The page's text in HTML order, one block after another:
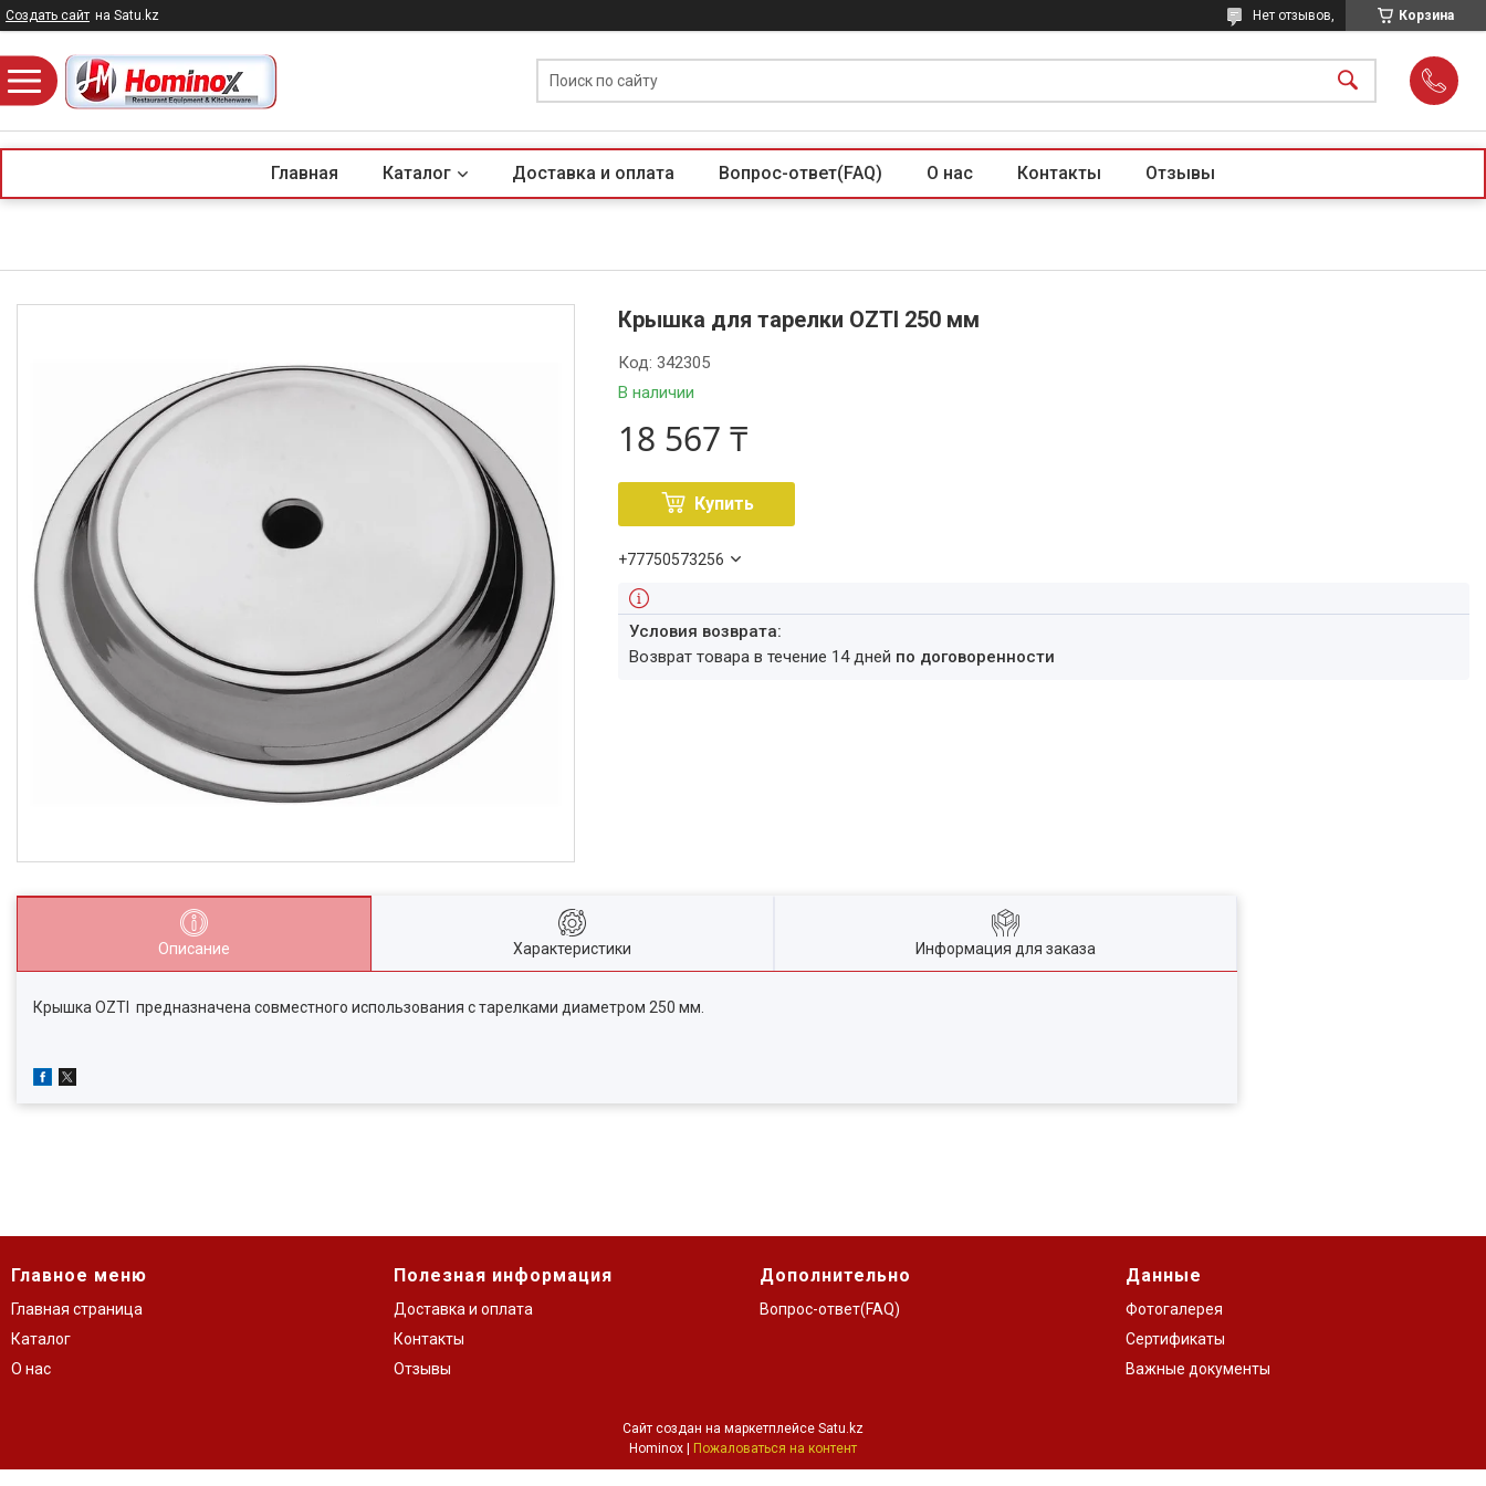
Создать сайт на Satu.kz Корзина
Нет отзывов,
Главная Каталог Доставка и оплата Вопрос-ответ(FAQ) О нас Контакты Отзывы
Крышка для тарелки OZTI 250 мм
В наличии
Код:342305
18 567 ₸
Купить
+77750573256
возврат товара в течение 14 дней по договоренности
Описание Характеристики Информация для заказа
Крышка OZTI​ предназначена совместного использования с тарелками диаметром 250 мм.
Главное меню
Главная страница
Каталог
О нас
Полезная информация
Доставка и оплата
Контакты
Отзывы
Дополнительно
Вопрос-ответ(FAQ)
Данные
Фотогалерея
Сертификаты
Важные документы
Сайт создан на маркетплейсе Satu.kz
Пожаловаться на контент